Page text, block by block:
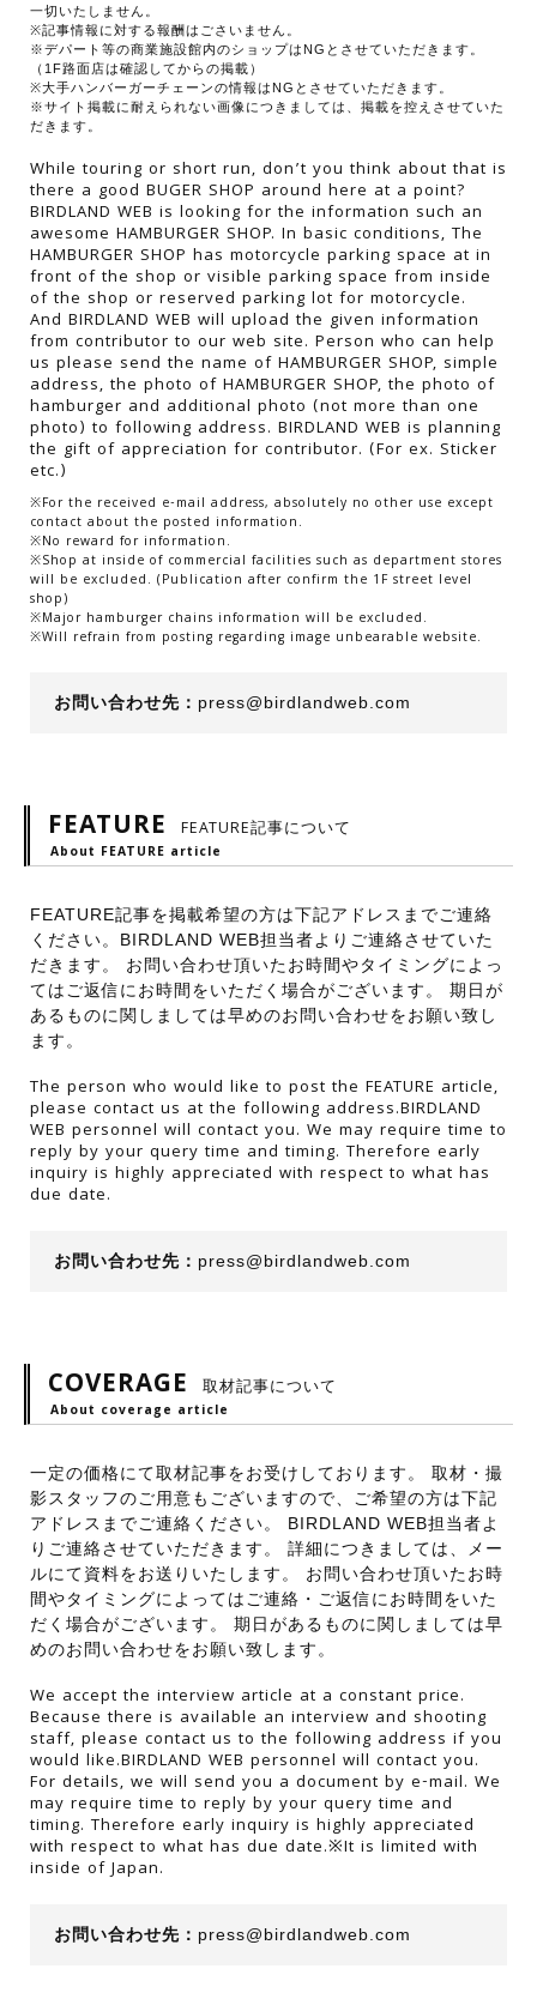
一切いたしません。
※記事情報に対する報酬はごさいません。
※デパート等の商業施設館内のショップはNGとさせていただきます。
（1F路面店は確認してからの掲載）
※大手ハンバーガーチェーンの情報はNGとさせていただきます。
※サイト掲載に耐えられない画像につきましては、掲載を控えさせていた
だきます。
While touring or short run, don’t you think about that is
there a good BUGER SHOP around here at a point?
BIRDLAND WEB is looking for the information such an
awesome HAMBURGER SHOP. In basic conditions, The
HAMBURGER SHOP has motorcycle parking space at in
front of the shop or visible parking space from inside
of the shop or reserved parking lot for motorcycle.
And BIRDLAND WEB will upload the given information
from contributor to our web site. Person who can help
us please send the name of HAMBURGER SHOP, simple
address, the photo of HAMBURGER SHOP, the photo of
hamburger and additional photo (not more than one
photo) to following address. BIRDLAND WEB is planning
the gift of appreciation for contributor. (For ex. Sticker
etc.)
※For the received e-mail address, absolutely no other use except
contact about the posted information.
※No reward for information.
※Shop at inside of commercial facilities such as department stores
will be excluded. (Publication after confirm the 1F street level
shop)
※Major hamburger chains information will be excluded.
※Will refrain from posting regarding image unbearable website.
お問い合わせ先： press@birdlandweb.com
FEATURE FEATURE記事について
About FEATURE article
FEATURE記事を掲載希望の方は下記アドレスまでご連絡
ください。BIRDLAND WEB担当者よりご連絡させていた
だきます。 お問い合わせ頂いたお時間やタイミングによっ
てはご返信にお時間をいただく場合がございます。 期日が
あるものに関しましては早めのお問い合わせをお願い致し
ます。
The person who would like to post the FEATURE article,
please contact us at the following address.BIRDLAND
WEB personnel will contact you. We may require time to
reply by your query time and timing. Therefore early
inquiry is highly appreciated with respect to what has
due date.
お問い合わせ先： press@birdlandweb.com
COVERAGE 取材記事について
About coverage article
一定の価格にて取材記事をお受けしております。 取材・撮
影スタッフのご用意もございますので、ご希望の方は下記
アドレスまでご連絡ください。 BIRDLAND WEB担当者よ
りご連絡させていただきます。 詳細につきましては、メー
ルにて資料をお送りいたします。 お問い合わせ頂いたお時
間やタイミングによってはご連絡・ご返信にお時間をいた
だく場合がございます。 期日があるものに関しましては早
めのお問い合わせをお願い致します。
We accept the interview article at a constant price.
Because there is available an interview and shooting
staff, please contact us to the following address if you
would like.BIRDLAND WEB personnel will contact you.
For details, we will send you a document by e-mail. We
may require time to reply by your query time and
timing. Therefore early inquiry is highly appreciated
with respect to what has due date.※It is limited with
inside of Japan.
お問い合わせ先： press@birdlandweb.com